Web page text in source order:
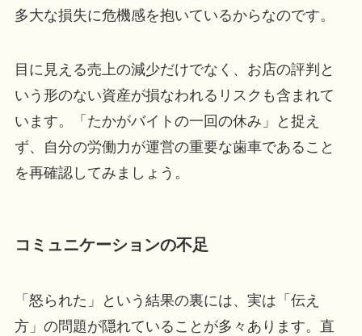
多大な損失に危機感を抱いているからなのです。
目に見える売上の減少だけでなく、お店の評判と
いう形のない資産が損なわれるリスクも含まれて
います。「たかがバイトの一回の休み」と捉え
ず、自分の労働力が運営の重要な歯車であること
を再確認してみましょう。
コミュニケーションの不足
「怒られた」という結果の裏には、実は「伝え
方」の問題が隠れていることが多々あります。直